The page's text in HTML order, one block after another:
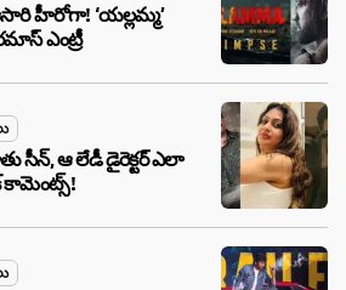
హీరోగా! ‘యల్లమ్మ’
ఎంట్రీ
సీన్, ఆ లేడీ డైరెక్టర్ ఎలా
కామెంట్స్!